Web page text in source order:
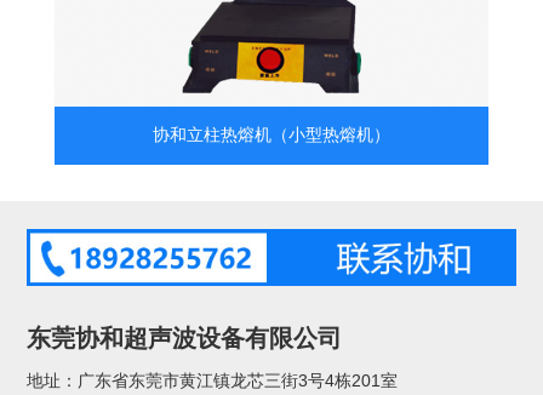
协和立柱热熔机（小型热熔机）
东莞协和超声波设备有限公司
地址：广东省东莞市黄江镇龙芯三街3号4栋201室